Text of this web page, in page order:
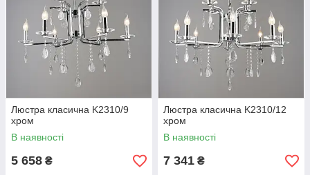
Люстра класична K2310/9
хром
В наявності
5 658 ₴
Люстра класична K2310/12
хром
В наявності
7 341 ₴